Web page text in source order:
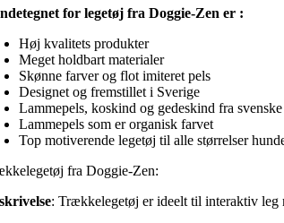
for legetøj fra Doggie-Zen er :
Høj kvalitets produkter
Meget holdbart materialer
Skønne farver og flot imiteret pels
Designet og fremstillet i Sverige
Lammepels, koskind og gedeskind fra
Lammepels som er organisk farvet
Top motiverende legetøj til alle størrelser
fra Doggie-Zen:
: Trækkelegetøj er ideelt til interaktiv